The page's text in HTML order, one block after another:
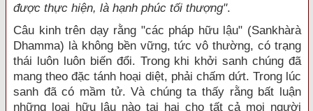
được thực hiện, là hạnh phúc tối thượng".
Câu kinh trên dạy rằng "các pháp hữu lậu" (Sankhàrà
Dhamma) là không bền vững, tức vô thường, có trạng
thái luôn luôn biến đổi. Trong khi khởi sanh chúng đã
mang theo đặc tánh hoại diệt, phải chấm dứt. Trong lúc
sanh đã có mầm tử. Và chúng ta thấy rằng bất luận
những loại hữu lậu nào tai hại cho tất cả mọi người